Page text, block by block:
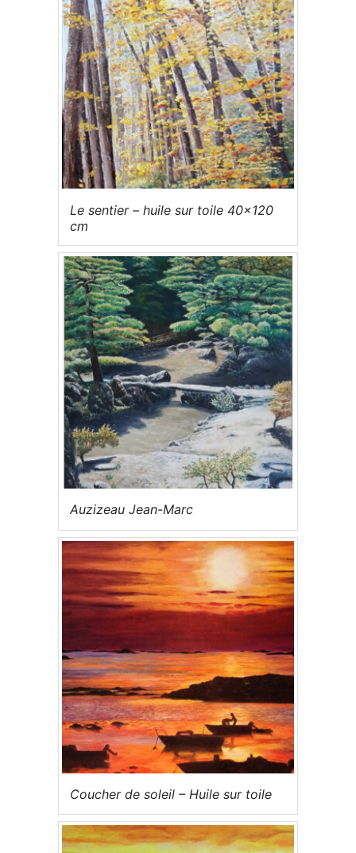
Le sentier – huile sur toile 40×120
cm
Auzizeau Jean-Marc
Coucher de soleil – Huile sur toile